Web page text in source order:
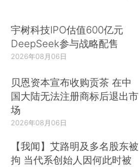
宇树科技IPO估值600亿元
DeepSeek参与战略配售
2026年08月06日
贝恩资本宣布收购贡茶 在中
国大陆无法注册商标后退出市
场
2026年08月06日
【我闻】艾路明及多名股东被
拘 当代系创始人因何此时被